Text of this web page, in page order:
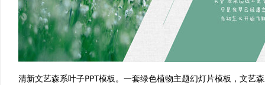
清新文艺森系叶子PPT模板。一套绿色植物主题幻灯片模板，文艺